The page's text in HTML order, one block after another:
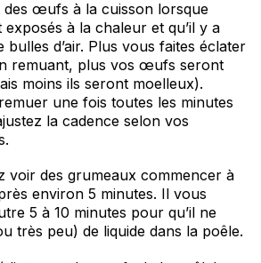
des œufs à la cuisson lorsque
à la chaleur et qu’il y a
bulles d’air. Plus vous faites éclater
remuant, plus vos œufs seront
moins ils seront moelleux).
une fois toutes les minutes
la cadence selon vos
voir des grumeaux commencer à
environ 5 minutes. Il vous
5 à 10 minutes pour qu’il ne
très peu) de liquide dans la poêle.